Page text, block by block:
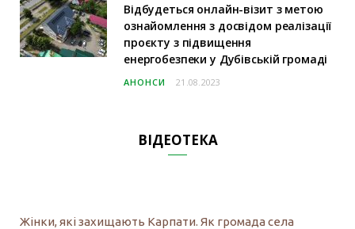
Відбудеться онлайн-візит з метою
ознайомлення з досвідом реалізації
проєкту з підвищення
енергобезпеки у Дубівській громаді
АНОНСИ 21.08.2023
ВІДЕОТЕКА
Жінки, які захищають Карпати. Як громада села